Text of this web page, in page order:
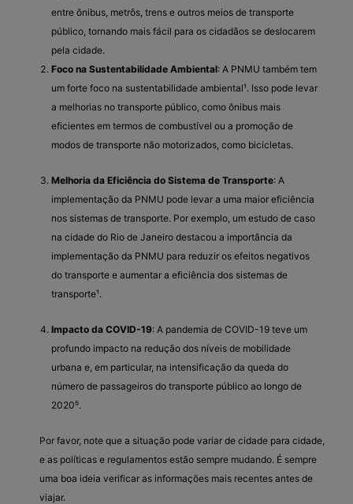
entre ônibus, metrôs, trens e outros meios de transporte
público, tornando mais fácil para os cidadãos se deslocarem
pela cidade.
Foco na Sustentabilidade Ambiental: A PNMU também tem
um forte foco na sustentabilidade ambiental¹. Isso pode levar
a melhorias no transporte público, como ônibus mais
eficientes em termos de combustível ou a promoção de
modos de transporte não motorizados, como bicicletas.
Melhoria da Eficiência do Sistema de Transporte: A
implementação da PNMU pode levar a uma maior eficiência
nos sistemas de transporte. Por exemplo, um estudo de caso
na cidade do Rio de Janeiro destacou a importância da
implementação da PNMU para reduzir os efeitos negativos
do transporte e aumentar a eficiência dos sistemas de
transporte¹.
Impacto da COVID-19: A pandemia de COVID-19 teve um
profundo impacto na redução dos níveis de mobilidade
urbana e, em particular, na intensificação da queda do
número de passageiros do transporte público ao longo de
2020⁵.
Por favor, note que a situação pode variar de cidade para cidade,
e as políticas e regulamentos estão sempre mudando. É sempre
uma boa ideia verificar as informações mais recentes antes de
viajar.